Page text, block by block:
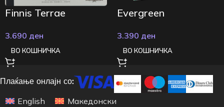
Finnis Terrae
3.690 ден
ВО КОШНИЧКА
Evergreen
3.390 ден
ВО КОШНИЧКА
Плаќање онлајн со:
English
Македонски